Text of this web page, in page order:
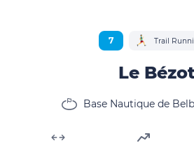
7 Trail
Le
Base Nautique de